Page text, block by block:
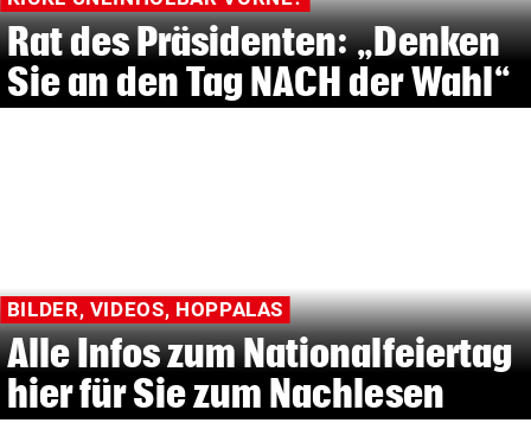
Rat des Präsidenten: „Denken
Sie an den Tag NACH der Wahl“
BILDER, VIDEOS, HOPPALAS
Alle Infos zum Nationalfeiertag
hier für Sie zum Nachlesen